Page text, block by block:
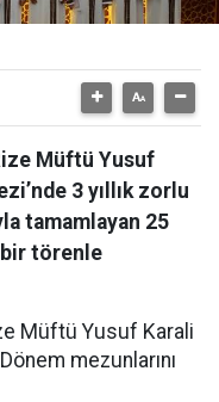
Müftü Yusuf
3 yıllık zorlu
tamamlayan 25
törenle
Müftü Yusuf Karali
mezunlarını